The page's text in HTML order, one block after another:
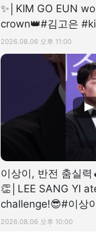
✨│KIM GO EUN
crown👑#김고은
즈어워즈 #디스패치
2026.08.06 오후 11:00
이상이, 반전 춤실
👏│LEE SANG YI
challenge!😎#이상
시리즈어워즈 #디스
2026.08.06 오후 10:00